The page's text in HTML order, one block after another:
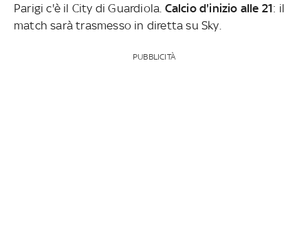
Parigi c'è il City di Guardiola. Calcio d'inizio alle 21: il
match sarà trasmesso in diretta su Sky.
PUBBLICITÀ